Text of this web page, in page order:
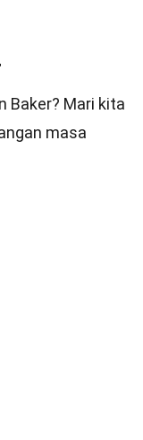
Baker? Mari kita
masa